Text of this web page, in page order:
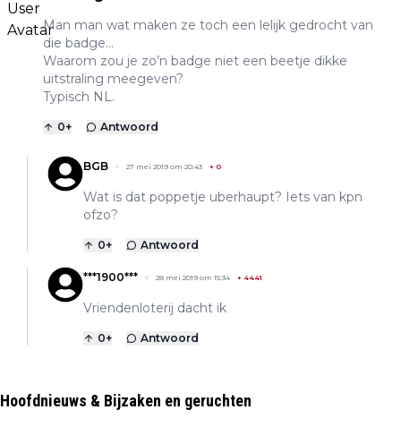
Man man wat maken ze toch een lelijk gedrocht van
die badge...
Waarom zou je zo’n badge niet een beetje dikke
uitstraling meegeven?
Typisch NL.
0+ Antwoord
BGB 27 mei 2019 om 20:43 + 0
Wat is dat poppetje uberhaupt? Iets van kpn
ofzo?
0+ Antwoord
***1900*** 28 mei 2019 om 15:34 + 4441
Vriendenloterij dacht ik
0+ Antwoord
Hoofdnieuws & Bijzaken en geruchten